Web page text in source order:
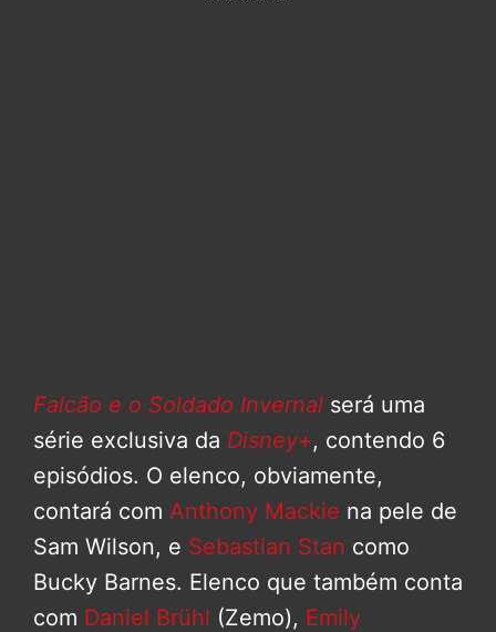
Falcão e o Soldado Invernal será uma
série exclusiva da Disney+, contendo 6
episódios. O elenco, obviamente,
contará com Anthony Mackie na pele de
Sam Wilson, e Sebastian Stan como
Bucky Barnes. Elenco que também conta
com Daniel Brühl (Zemo), Emily